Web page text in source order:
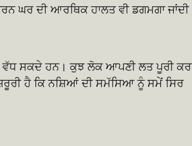
ਘਰ ਦੀ ਆਰਥਿਕ ਹਾਲਤ ਵੀ ਡਗਮਗਾ ਜਾਂਦੀ
ਵੱਧ ਸਕਦੇ ਹਨ। ਕੁਝ ਲੋਕ ਆਪਣੀ ਲਤ ਪੂਰੀ
ਹੈ ਕਿ ਨਸ਼ਿਆਂ ਦੀ ਸਮੱਸਿਆ ਨੂੰ ਸਮੇਂ ਸਿਰ